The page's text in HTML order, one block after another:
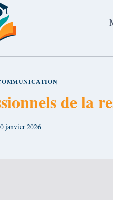
de la
janvier 2026